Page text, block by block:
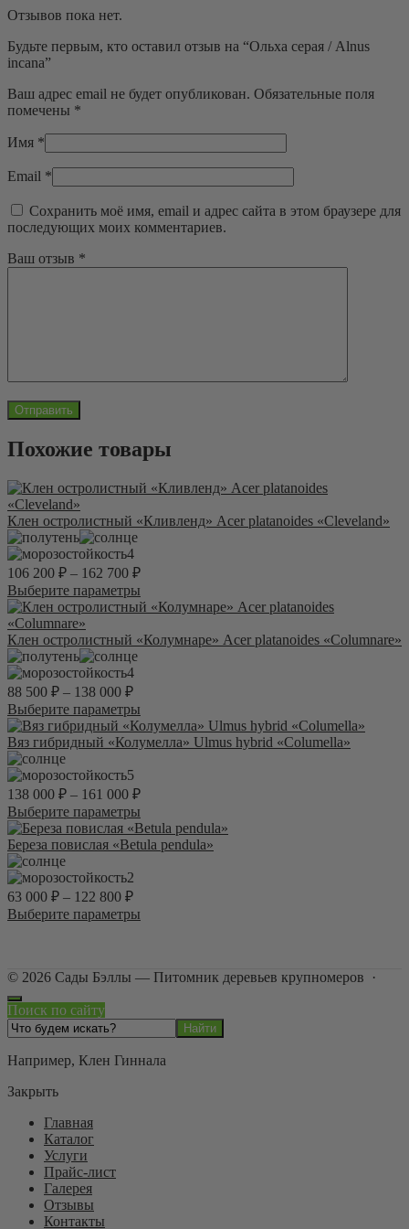
Отзывов пока нет.
Будьте первым, кто оставил отзыв на “Ольха серая / Alnus
incana”
Ваш адрес email не будет опубликован. Обязательные поля
помечены *
Имя *
Email *
Сохранить моё имя, email и адрес сайта в этом браузере для
последующих моих комментариев.
Ваш отзыв *
Похожие товары
Клен остролистный «Кливленд» Acer platanoides «Cleveland»
4
106 200 ₽ – 162 700 ₽
Выберите параметры
товар
несколько
на
странице
товара.
Клен остролистный «Колумнаре» Acer platanoides «Columnare»
4
88 500 ₽ – 138 000 ₽
Выберите параметры
товар
имеет
Опции
выбрать
на
странице
Вяз гибридный «Колумелла» Ulmus hybrid «Columella»
5
138 000 ₽ – 161 000 ₽
Выберите параметры
товар
имеет
выбрать
товара.
Береза повислая «Betula pendula»
2
63 000 ₽ – 122 800 ₽
Выберите параметры
вариаций.
выбрать
странице
© 2026 Сады Бэллы — Питомник деревьев крупномеров ·
Поиск по сайту
Например, Клен Гиннала
Закрыть
Главная
Каталог
Услуги
Прайс-лист
Галерея
Отзывы
Контакты